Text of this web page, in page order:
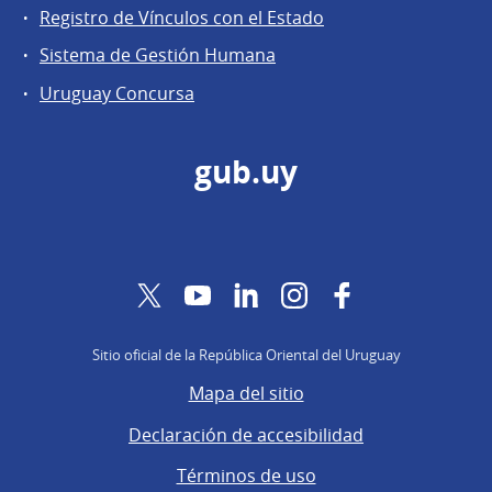
Registro de Vínculos con el Estado
Sistema de Gestión Humana
Uruguay Concursa
gub.uy
TwitterYouTubeLinkedInInstagram
Sitio oficial de la República Oriental del Uruguay
Mapa del sitio
Declaración de accesibilidad
Términos de uso